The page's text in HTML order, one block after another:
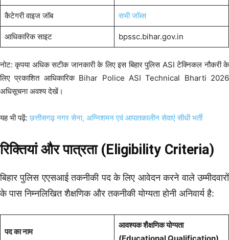
कैटेगरी वाइज जॉब सभी जॉब्स
आधिकारिक साइट bpssc.bihar.gov.in
नोट: कृपया अधिक सटीक जानकारी के लिए इस बिहार पुलिस ASI टेक्निकल नौकरी के
लिए प्रकाशित आधिकारिक Bihar Police ASI Technical Bharti 2026
अधिसूचना अवश्य देखें।
यह भी पढ़ें: छत्तीसगढ़ नगर सेना, अग्निशमन एवं आपातकालीन सेवाएं सीधी भर्ती
रिक्तियां और पात्रता (Eligibility Criteria)
बिहार पुलिस एएसआई तकनीकी पद के लिए आवेदन करने वाले उम्मीदवारों
के पास निम्नलिखित शैक्षणिक और तकनीकी योग्यता होनी अनिवार्य है:
पद का नाम
आवश्यक शैक्षणिक योग्यता